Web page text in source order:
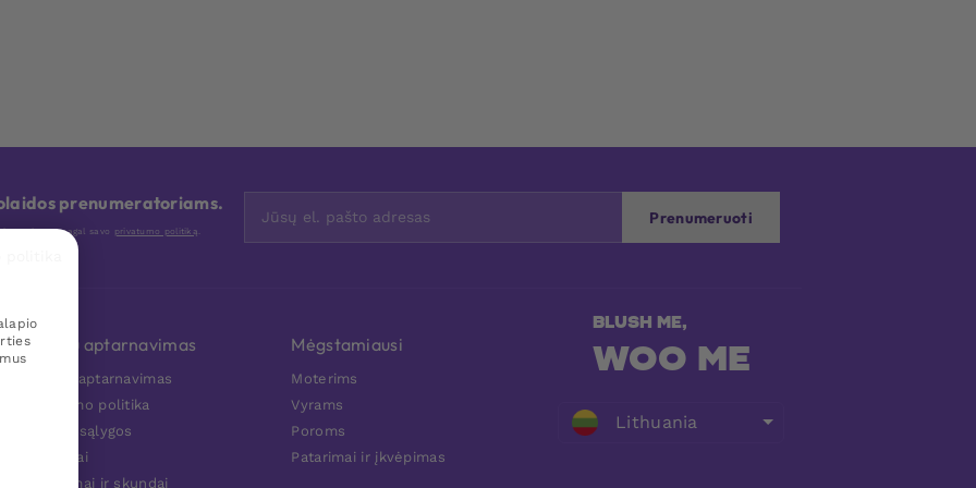
prenumeratoriams.
tvarkome pagal savo privatumo politiką .
Prenumeruoti
Klientų aptarnavimas
Klientu aptarnavimas
Privatumo politika
Pirkimo sąlygos
Kontaktai
Grąžinimai ir skundai
Mėgstamiausi
Moterims
Vyrams
Poroms
Patarimai ir įkvėpimas
WOO ME
Lithuania